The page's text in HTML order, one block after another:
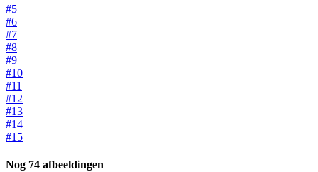
#5
#6
#7
#8
#9
#10
#11
#12
#13
#14
#15
Nog 74 afbeeldingen